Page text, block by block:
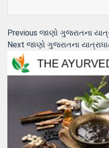
Post
navigation
Previous Previous
post:
જાણો ગુજરાતના
Next Next
જાણો ગુજરાતના